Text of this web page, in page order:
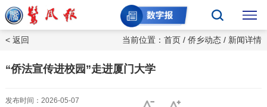
当前位置：首页 /侨乡动态 / 新闻详情
< 返回
“侨法宣传进校园”走进厦门大学
发布时间：2026-05-07